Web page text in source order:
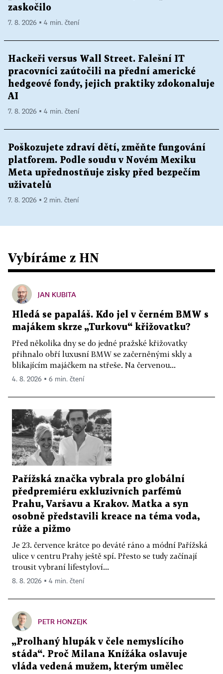
zaskočilo
7. 8. 2026 ▪ 4 min. čtení
Hackeři versus Wall Street. Falešní IT
pracovníci zaútočili na přední americké
hedgeové fondy, jejich praktiky zdokonaluje
AI
7. 8. 2026 ▪ 4 min. čtení
Poškozujete zdraví dětí, změňte fungování
platforem. Podle soudu v Novém Mexiku
Meta upřednostňuje zisky před bezpečím
uživatelů
7. 8. 2026 ▪ 2 min. čtení
Vybíráme z HN
JAN KUBITA
Hledá se papaláš. Kdo jel v černém BMW s
majákem skrze „Turkovu“ křižovatku?
Před několika dny se do jedné pražské křižovatky
přihnalo obří luxusní BMW se začerněnými skly a
blikajícím majáčkem na střeše. Na červenou...
4. 8. 2026 ▪ 6 min. čtení
Pařížská značka vybrala pro globální
předpremiéru exkluzivních parfémů
Prahu, Varšavu a Krakov. Matka a syn
osobně představili kreace na téma voda,
růže a pižmo
Je 23. července krátce po deváté ráno a módní Pařížská
ulice v centru Prahy ještě spí. Přesto se tudy začínají
trousit vybraní lifestyloví...
8. 8. 2026 ▪ 4 min. čtení
PETR HONZEJK
„Prolhaný hlupák v čele nemyslícího
stáda“. Proč Milana Knížáka oslavuje
vláda vedená mužem, kterým umělec